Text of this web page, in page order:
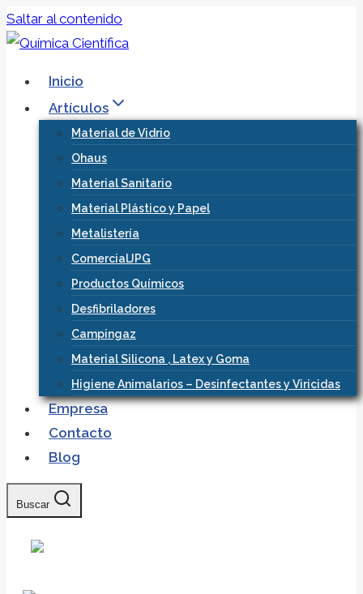
Saltar al contenido
Inicio
Artículos
Material de Vidrio
Ohaus
Material Sanitario
Material Plástico y Papel
Metalistería
ComercialJPG
Productos Químicos
Desfibriladores
Campingaz
Material Silicona , Latex y Goma
Higiene Animalarios – Desinfectantes y Viricidas
Empresa
Contacto
Blog
Buscar